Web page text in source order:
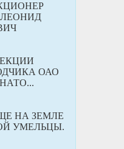
ЛЕОНИД
ОАО
НА ЗЕМЛЕ
УМЕЛЬЦЫ.